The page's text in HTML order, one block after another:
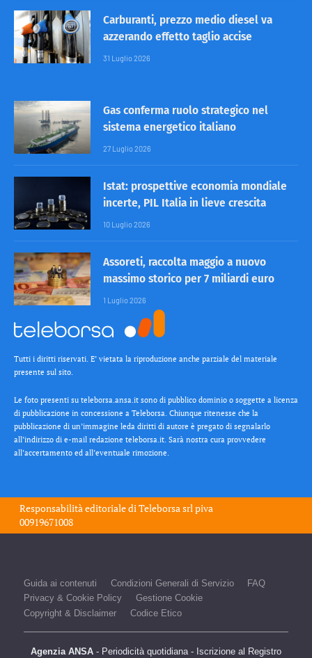
Carburanti, prezzo medio diesel va
azzerando effetto taglio accise
31 Luglio 2026
Gas conferma ruolo strategico nel
sistema energetico italiano
27 Luglio 2026
Istat: prospettive economia mondiale
incerte, PIL Italia in lieve crescita
10 Luglio 2026
Assoreti, raccolta maggio a nuovo
massimo storico per 7 miliardi euro
1 Luglio 2026
Tutti i diritti riservati. E’ vietata la riproduzione anche parziale del materiale
presente sul sito.
Le foto presenti su teleborsa.ansa.it sono di pubblico dominio o soggette a licenza
di pubblicazione in concessione a Teleborsa. Chiunque ritenesse che la
pubblicazione di un’immagine leda diritti di autore è pregato di segnalarlo
all’indirizzo di e-mail redazione teleborsa.it. Sarà nostra cura provvedere
all’accertamento ed all’eventuale rimozione.
Responsabilità editoriale diTeleborsa srlpiva
00919671008
Guida ai contenuti Condizioni Generali di Servizio
FAQ
Privacy & Cookie Policy
Gestione Cookie
Copyright & Disclaimer
Codice Etico
Agenzia ANSA - Periodicità quotidiana - Iscrizione al Registro